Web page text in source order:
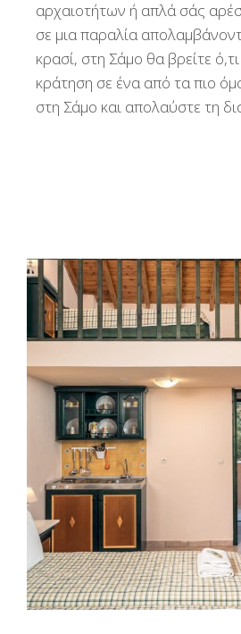
αρχαιοτήτων ή απλά σάς
σε μια παραλία
κρασί, στη Σάμο θα βρείτε
κράτηση σε ένα από τα πιο
στη Σάμo και απολαύστε τη